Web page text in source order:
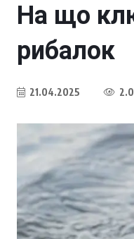
На що
рибалок
21.04.2025